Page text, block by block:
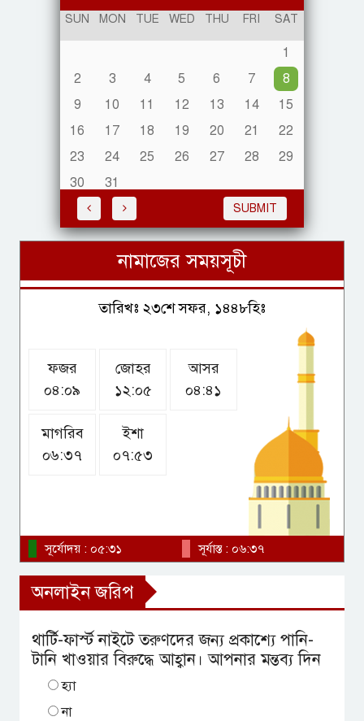
এক ভোটে ক্যারিকে পেছনে ফেলে
আবারও বর্ষসেরা হেড
বাংলাদেশ ইনিংস ব্যবধানে হেরেছে
প্রস্তুতি ম্যাচে
রাজধানীতে আওয়ামী লীগের গোপন
উয়েফার অর্থ ‘প্রেমিকাকে’ দিয়েছিলেন
2024
SUN MON TUE WED THU FRI SAT
1
2
3 4 5 6 7
8
9
10 11 12 13 14
15
16
17 18 19 20 21
22
23
24 25 26 27 28
29
30
31
SUBMIT
নামাজের সময়সূচী
তারিখঃ ২৩শে সফর, ১৪৪৮হিঃ
ফজর
০৪:০৯
জোহর
১২:০৫
আসর
০৪:৪১
মাগরিব
০৬:৩৭
ইশা
০৭:৫৩
সূর্যোদয় : ০৫:৩১ সূর্যাস্ত : ০৬:৩৭
অনলাইন জরিপ
থার্টি-ফার্স্ট নাইটে তরুণদের জন্য প্রকাশ্যে পানি-
টানি খাওয়ার বিরুদ্ধে আহ্বান। আপনার মন্তব্য দিন
হ্যা
না